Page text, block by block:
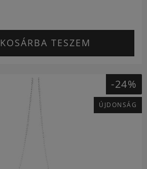
KOSÁRBA TESZEM
-24%
ÚJDONSÁG